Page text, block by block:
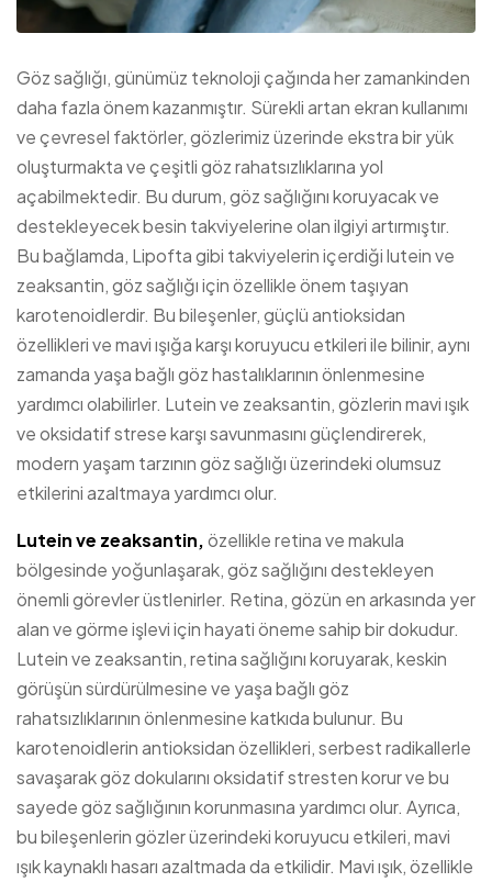
Göz sağlığı, günümüz teknoloji çağında her zamankinden
daha fazla önem kazanmıştır. Sürekli artan ekran kullanımı
ve çevresel faktörler, gözlerimiz üzerinde ekstra bir yük
oluşturmakta ve çeşitli göz rahatsızlıklarına yol
açabilmektedir. Bu durum, göz sağlığını koruyacak ve
destekleyecek besin takviyelerine olan ilgiyi artırmıştır.
Bu bağlamda, Lipofta gibi takviyelerin içerdiği lutein ve
zeaksantin, göz sağlığı için özellikle önem taşıyan
karotenoidlerdir. Bu bileşenler, güçlü antioksidan
özellikleri ve mavi ışığa karşı koruyucu etkileri ile bilinir, aynı
zamanda yaşa bağlı göz hastalıklarının önlenmesine
yardımcı olabilirler. Lutein ve zeaksantin, gözlerin mavi ışık
ve oksidatif strese karşı savunmasını güçlendirerek,
modern yaşam tarzının göz sağlığı üzerindeki olumsuz
etkilerini azaltmaya yardımcı olur.
Lutein ve zeaksantin,özellikle retina ve makula
bölgesinde yoğunlaşarak, göz sağlığını destekleyen
önemli görevler üstlenirler. Retina, gözün en arkasında yer
alan ve görme işlevi için hayati öneme sahip bir dokudur.
Lutein ve zeaksantin, retina sağlığını koruyarak, keskin
görüşün sürdürülmesine ve yaşa bağlı göz
rahatsızlıklarının önlenmesine katkıda bulunur. Bu
karotenoidlerin antioksidan özellikleri, serbest radikallerle
savaşarak göz dokularını oksidatif stresten korur ve bu
sayede göz sağlığının korunmasına yardımcı olur. Ayrıca,
bu bileşenlerin gözler üzerindeki koruyucu etkileri, mavi
ışık kaynaklı hasarı azaltmada da etkilidir. Mavi ışık, özellikle